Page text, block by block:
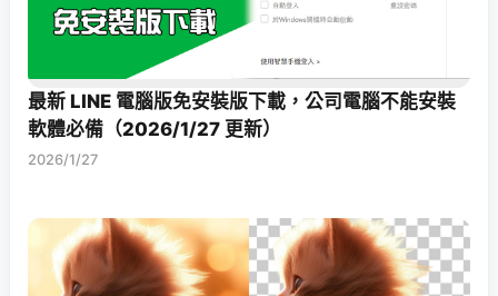
最新 LINE 電腦版免安裝版下載，公司電腦不能安裝
軟體必備（2026/1/27 更新）
2026/1/27